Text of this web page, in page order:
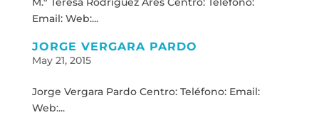
Email: Web:...
JORGE VERGARA PARDO
May 21, 2015
Jorge Vergara Pardo Centro: Teléfono: Email:
Web:...